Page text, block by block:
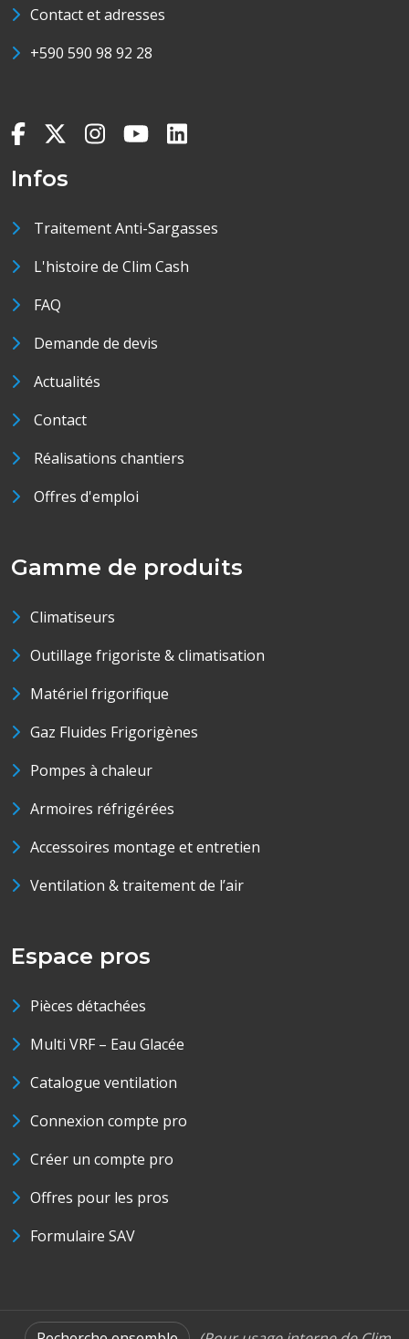
Contact et adresses
+590 590 98 92 28
Infos
Traitement Anti-Sargasses
L'histoire de Clim Cash
FAQ
Demande de devis
Actualités
Contact
Réalisations chantiers
Offres d'emploi
Gamme de produits
Climatiseurs
Outillage frigoriste & climatisation
Matériel frigorifique
Gaz Fluides Frigorigènes
Pompes à chaleur
Armoires réfrigérées
Accessoires montage et entretien
Ventilation & traitement de l’air
Espace pros
Pièces détachées
Multi VRF – Eau Glacée
Catalogue ventilation
Connexion compte pro
Créer un compte pro
Offres pour les pros
Formulaire SAV